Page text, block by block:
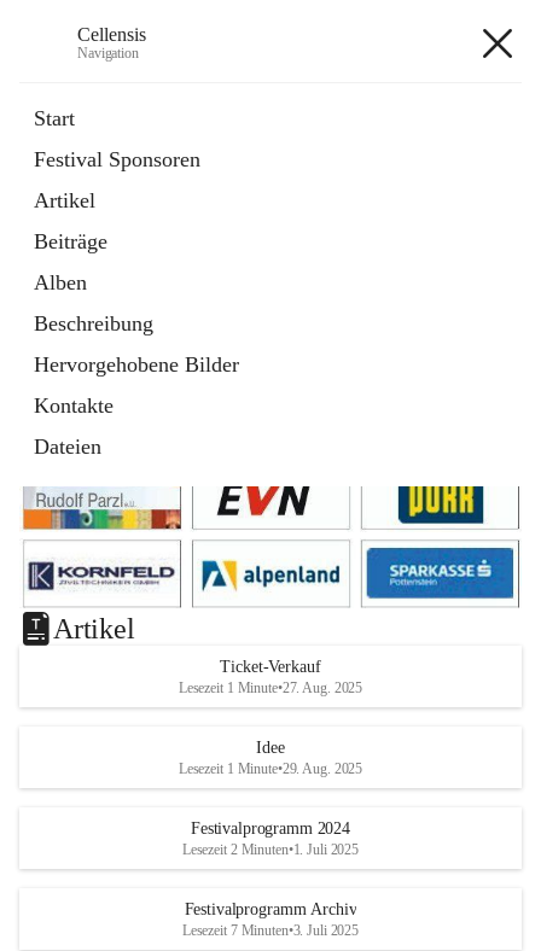
Cellensis
Navigation
Start
Festival Sponsoren
Artikel
Beiträge
Alben
Beschreibung
Hervorgehobene Bilder
Kontakte
Dateien
Festival Sponsoren
Artikel
Ticket-Verkauf
Lesezeit 1 Minute•27. Aug. 2025
Idee
Lesezeit 1 Minute•29. Aug. 2025
Festivalprogramm 2024
Lesezeit 2 Minuten•1. Juli 2025
Festivalprogramm Archiv
Lesezeit 7 Minuten•3. Juli 2025